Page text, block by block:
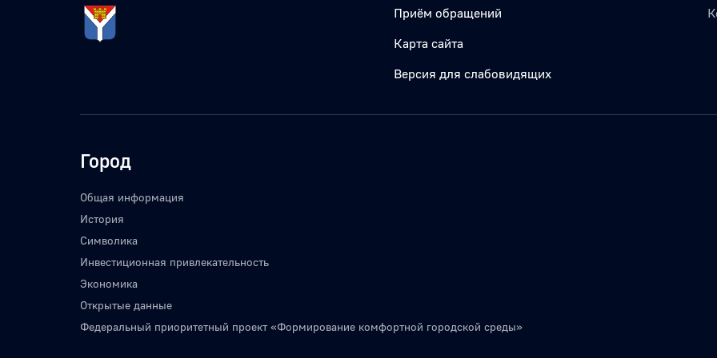
Приём обращений
Карта сайта
Версия для слабовидящих
Город
Общая информация
История
Символика
Инвестиционная привлекательность
Экономика
Открытые данные
Федеральный приоритетный проект «Формирование комфортной городской среды»